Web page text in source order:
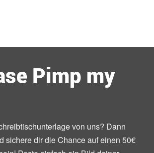
Pimp my
von uns? Dann
sichere dir die Chance auf einen 50€